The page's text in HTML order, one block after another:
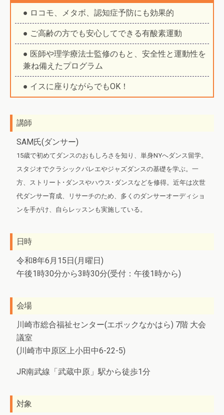
● ロコモ、メタボ、認知症予防にも効果的
● ご高齢の方でも安心してできる有酸素運動
● 医師や理学療法士監修のもと、安全性と運動性を
兼ね備えたプログラム
● イスに座りながらでもOK！
講師
SAM氏(ダンサー)
15歳で初めてダンスのおもしろさを知り、単身NYへダンス留学。
スタジオでクラシックバレエやジャズダンスの基礎を学ぶ。一
方、ストリート･ダンスやハウス･ダンスなどを修得。近年は次世
代ダンサー育成、リサーチのため、多くのダンサーオーディショ
ンを手がけ、自らレッスンも実施している。
日時
令和8年6月15日(月曜日)
午後1時30分から3時30分(受付：午後1時から)
会場
川崎市総合福祉センター(エポックなかはら) 7階 大会
議室
(川崎市中原区上小田中6-22-5)
JR南武線「武蔵中原」駅から徒歩1分
対象